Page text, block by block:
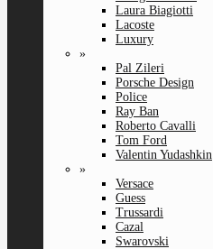
Laura Biagiotti
Lacoste
Luxury
»
Pal Zileri
Porsche Design
Police
Ray Ban
Roberto Cavalli
Tom Ford
Valentin Yudashkin
»
Versace
Guess
Trussardi
Cazal
Swarovski